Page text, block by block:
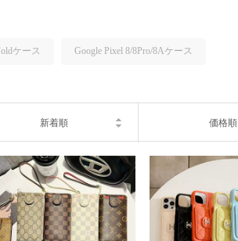
ケース Google Pixel 8/8Pro/8Aケース
新着順 価格順